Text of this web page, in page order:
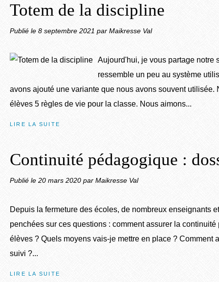
Totem de la discipline
Publié le 8 septembre 2021 par Maikresse Val
Aujourd'hui, je vous partage notre
ressemble un peu au système
avons ajouté une variante que nous avons souvent utilisée.
élèves 5 règles de vie pour la classe. Nous aimons...
LIRE LA SUITE
Continuité pédagogique :
Publié le 20 mars 2020 par Maikresse Val
Depuis la fermeture des écoles, de nombreux enseignants
penchées sur ces questions : comment assurer la
élèves ? Quels moyens vais-je mettre en place ? Comment
suivi ?...
LIRE LA SUITE